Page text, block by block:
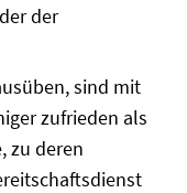
der
sind mit
zufrieden als
zu deren